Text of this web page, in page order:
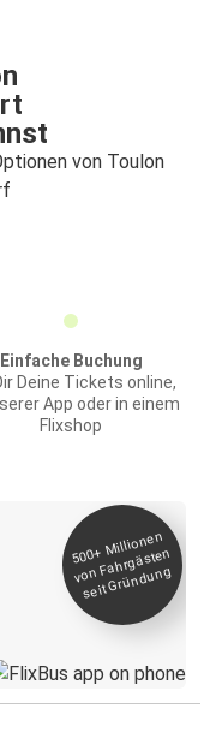
von Toulon
Einfache Buchung
Deine Tickets online,
App oder in einem
Flixshop
500+
Millionen
von Fahrgästen
seit
Gründung